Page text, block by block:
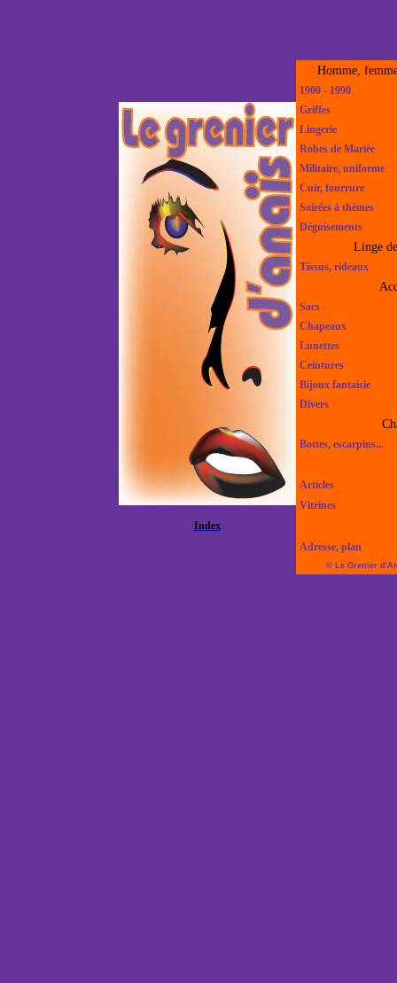
Index
Homme,
1900 - 1990
Griffes
Lingerie
Robes de Mariée
Militaire, uniforme
Cuir, fourrure
Soirées à thèmes
Déguisements
Linge
Tissus, rideaux
Sacs
Chapeaux
Lunettes
Ceintures
Bijoux fantaisie
Divers
Bottes, escarpins...
Articles
Vitrines
Adresse, plan
© Le Grenier